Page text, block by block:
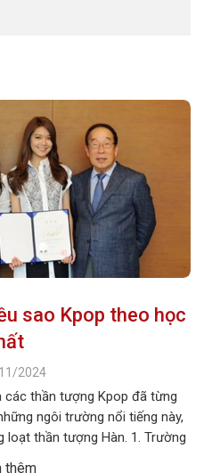
sao Kpop theo học
2024
thần tượng Kpop đã từng
ngôi trường nổi tiếng này,
thần tượng Hàn. 1. Trường
thêm